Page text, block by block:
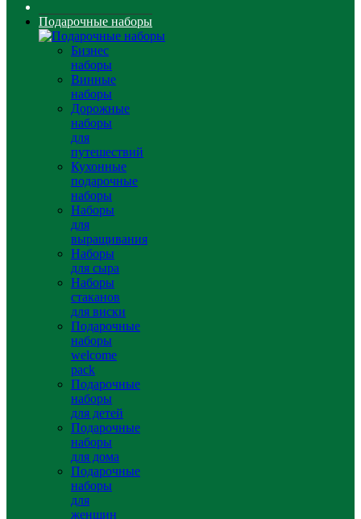
Подарочные наборы
Бизнес
наборы
Винные
наборы
Дорожные
наборы
для
путешествий
Кухонные
подарочные
наборы
Наборы
для
выращивания
Наборы
для сыра
Наборы
стаканов
для виски
Подарочные
наборы
welcome
pack
Подарочные
наборы
для детей
Подарочные
наборы
для дома
Подарочные
наборы
для
женщин